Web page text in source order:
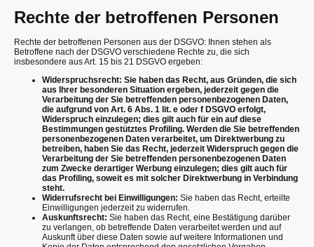
Rechte der betroffenen Personen
Rechte der betroffenen Personen aus der DSGVO: Ihnen stehen als
Betroffene nach der DSGVO verschiedene Rechte zu, die sich
insbesondere aus Art. 15 bis 21 DSGVO ergeben:
Widerspruchsrecht: Sie haben das Recht, aus Gründen, die sich
aus Ihrer besonderen Situation ergeben, jederzeit gegen die
Verarbeitung der Sie betreffenden personenbezogenen Daten,
die aufgrund von Art. 6 Abs. 1 lit. e oder f DSGVO erfolgt,
Widerspruch einzulegen; dies gilt auch für ein auf diese
Bestimmungen gestütztes Profiling. Werden die Sie betreffenden
personenbezogenen Daten verarbeitet, um Direktwerbung zu
betreiben, haben Sie das Recht, jederzeit Widerspruch gegen die
Verarbeitung der Sie betreffenden personenbezogenen Daten
zum Zwecke derartiger Werbung einzulegen; dies gilt auch für
das Profiling, soweit es mit solcher Direktwerbung in Verbindung
steht.
Widerrufsrecht bei Einwilligungen: Sie haben das Recht, erteilte
Einwilligungen jederzeit zu widerrufen.
Auskunftsrecht: Sie haben das Recht, eine Bestätigung darüber
zu verlangen, ob betreffende Daten verarbeitet werden und auf
Auskunft über diese Daten sowie auf weitere Informationen und